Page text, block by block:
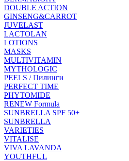
DOUBLE ACTION
GINSENG&CARROT
JUVELAST
LACTOLAN
LOTIONS
MASKS
MULTIVITAMIN
MYTHOLOGIC
PEELS / Пилинги
PERFECT TIME
PHYTOMIDE
RENEW Formula
SUNBRELLA SPF 50+
SUNBRELLA
VARIETIES
VITALISE
VIVA LAVANDA
YOUTHFUL